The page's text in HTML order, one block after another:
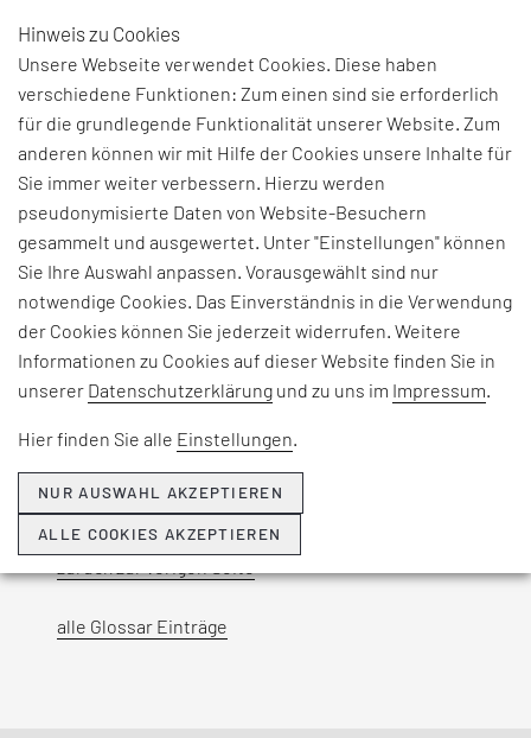
BEGRIFFSERKLÄRUNG:
WIFI
Beschreibt eine Drahtlos-(Wireless-)Technologie
zur Verbindung zu einem drahtlosen, lokalen
Netzwerk (WLAN). Eigentlich bezieht sich der
Ausdruck WiFi auf die durch die WiFi-Alliance nach
deren spezifischenStandardszertifizierten
Geräte. Heute wird der Begriff jedoch oft auf alle
WLAN-fähigen Geräte angewandt.
alle Glossar Einträge
Hinweis zu Cookies
Unsere Webseite verwendet Cookies. Diese haben
verschiedene Funktionen: Zum einen sind sie erforderlich
für die grundlegende Funktionalität unserer Website. Zum
anderen können wir mit Hilfe der Cookies unsere Inhalte für
Sie immer weiter verbessern. Hierzu werden
pseudonymisierte Daten von Website-Besuchern
gesammelt und ausgewertet. Unter "Einstellungen" können
Sie Ihre Auswahl anpassen. Vorausgewählt sind nur
notwendige Cookies. Das Einverständnis in die Verwendung
der Cookies können Sie jederzeit widerrufen. Weitere
Informationen zu Cookies auf dieser Website finden Sie in
unserer Datenschutzerklärung und zu uns im Impressum.
Hier finden Sie alle Einstellungen.
NUR AUSWAHL AKZEPTIEREN
ALLE COOKIES AKZEPTIEREN